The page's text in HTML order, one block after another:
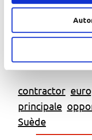
comment
secteur
contractor
principale
Suède